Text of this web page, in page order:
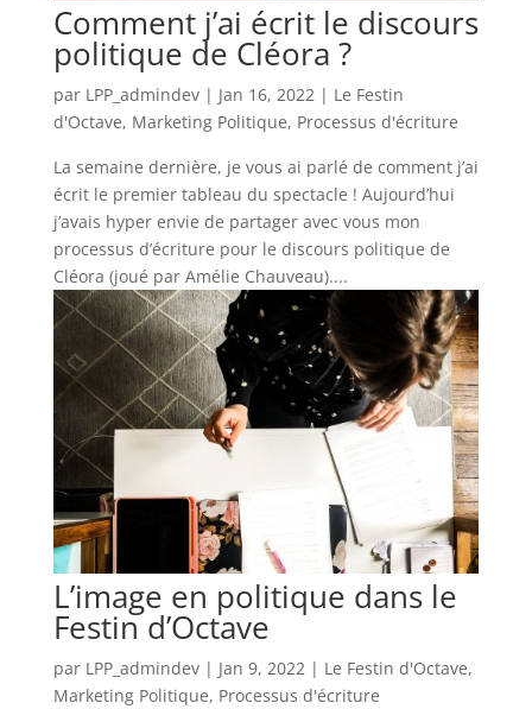
Comment j’ai écrit le discours
politique de Cléora ?
par LPP_admindev| Jan 16, 2022| Le Festin
d'Octave, Marketing Politique, Processus d'écriture
La semaine dernière, je vous ai parlé de comment j’ai
écrit le premier tableau du spectacle ! Aujourd’hui
j’avais hyper envie de partager avec vous mon
processus d’écriture pour le discours politique de
Cléora (joué par Amélie Chauveau)....
L’image en politique dans le
Festin d’Octave
par LPP_admindev| Jan 9, 2022| Le Festin d'Octave,
Marketing Politique, Processus d'écriture